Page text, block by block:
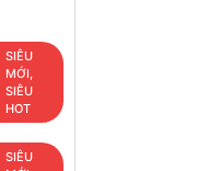
SIÊU
MỚI,
SIÊU
HOT
SIÊU